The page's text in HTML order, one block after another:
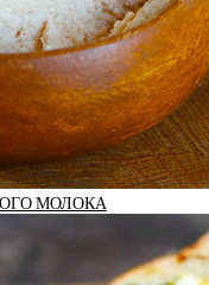
МОЛОКА